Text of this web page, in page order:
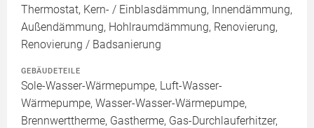
Thermostat, Kern- / Einblasdämmung, Innendämmung,
Außendämmung, Hohlraumdämmung, Renovierung,
Renovierung / Badsanierung
GEBÄUDETEILE
Sole-Wasser-Wärmepumpe, Luft-Wasser-
Wärmepumpe, Wasser-Wasser-Wärmepumpe,
Brennwerttherme, Gastherme, Gas-Durchlauferhitzer,